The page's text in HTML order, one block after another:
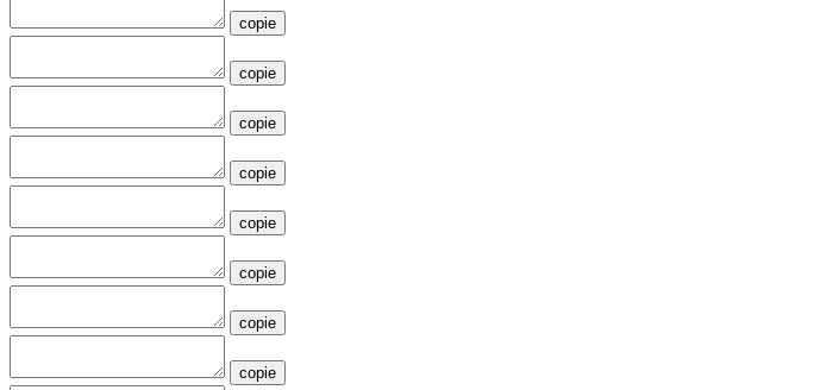
copie
copie
copie
copie
copie
copie
copie
copie